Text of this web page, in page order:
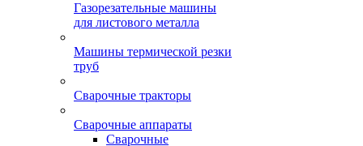
Газорезательные машины
для листового металла
Машины термической резки
труб
Сварочные тракторы
Сварочные аппараты
Сварочные